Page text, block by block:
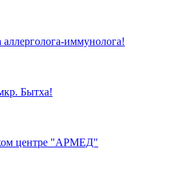
иммунолога!
Бытха!
центре "АРМЕД"